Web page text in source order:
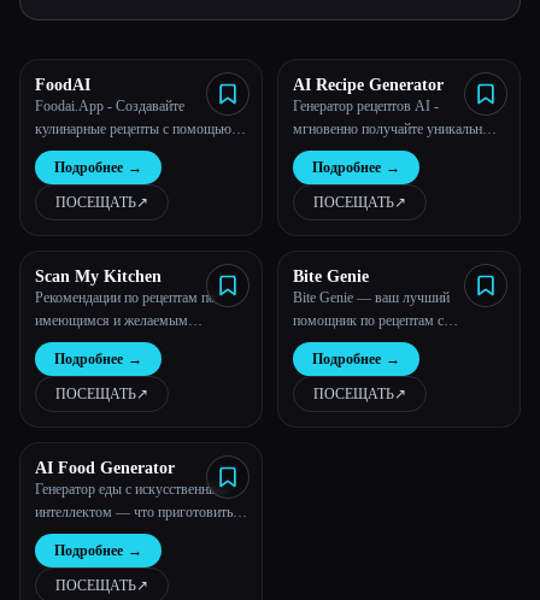
Сравнить инструменты
Все категории
О нас
FoodAI
Foodai.App - Создавайте
кулинарные рецепты с помощью
Ai!
Подробнее →
ПОСЕЩАТЬ↗︎
AI Recipe Generator
Генератор рецептов AI -
мгновенно получайте уникальные
и вкусные рецепты
Подробнее →
ПОСЕЩАТЬ↗︎
Scan My Kitchen
Рекомендации по рецептам по
имеющимся и желаемым
ингредиентам.
Подробнее →
ПОСЕЩАТЬ↗︎
Bite Genie
Bite Genie — ваш лучший
помощник по рецептам с
искусственным интеллектом
Подробнее →
ПОСЕЩАТЬ↗︎
AI Food Generator
Генератор еды с искусственным
интеллектом — что приготовить
сегодня? | Бесплатный генератор
рецептов
Подробнее →
ПОСЕЩАТЬ↗︎